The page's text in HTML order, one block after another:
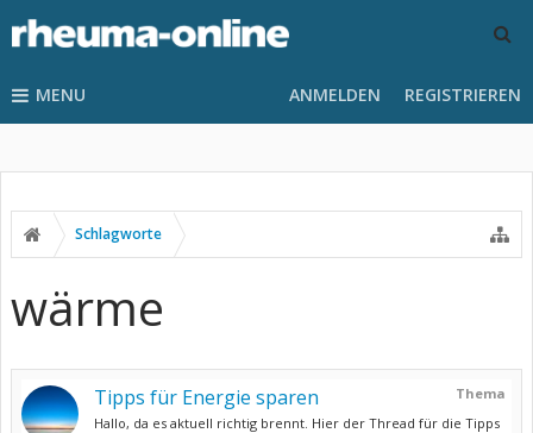
MENU ANMELDEN REGISTRIEREN
Schlagworte
wärme
Thema
Tipps für Energie sparen
Hallo, da es aktuell richtig brennt. Hier der Thread für die Tipps